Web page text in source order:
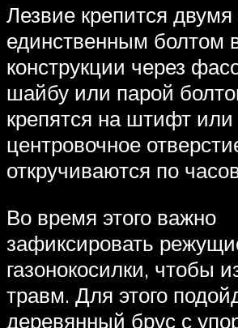
Лезвие крепится
единственным болтом
конструкции через
шайбу или парой
крепятся на штифт или
центровочное
откручиваются по
Во время этого важно
зафиксировать
газонокосилки, чтобы
травм. Для этого
деревянный брус с